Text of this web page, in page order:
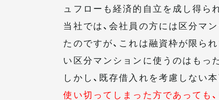
ュフローも経済的自立を成し得ら
当社では、会社員の方には区分マ
たのですが、これは融資枠が限ら
い区分マンションに使うのはもっ
しかし、既存借入れを考慮しない
使い切ってしまった方であっても